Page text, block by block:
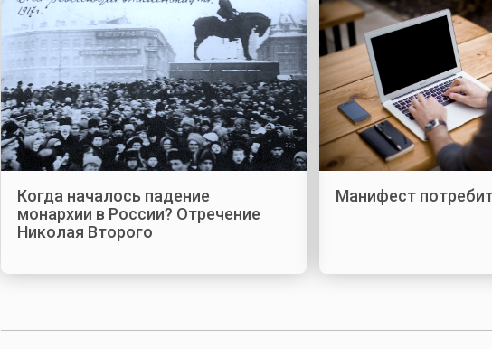
Когда началось падение
монархии в России? Отречение
Николая Второго
Манифест